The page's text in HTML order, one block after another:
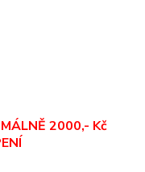
2000,- Kč